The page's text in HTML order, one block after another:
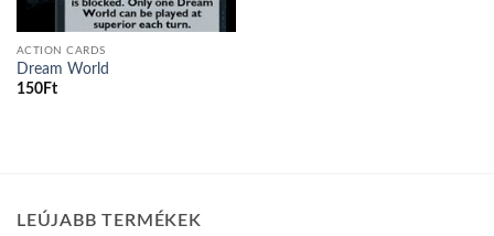
ACTION CARDS
Dream World
150Ft
LEÚJABB TERMÉKEK